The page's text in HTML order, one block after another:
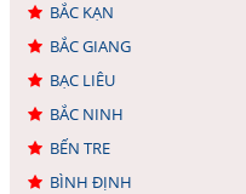
BẮC KẠN
BẮC GIANG
BẠC LIÊU
BẮC NINH
BẾN TRE
BÌNH ĐỊNH